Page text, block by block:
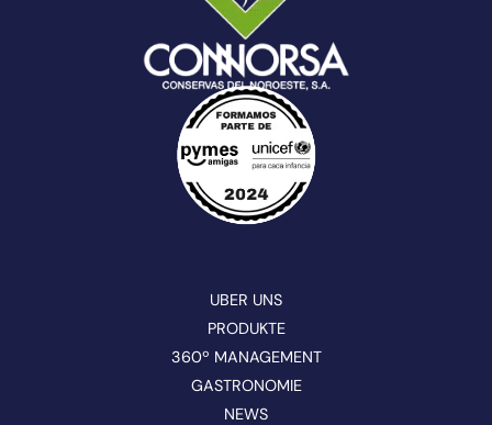
UBER UNS
PRODUKTE
360º MANAGEMENT
GASTRONOMIE
NEWS